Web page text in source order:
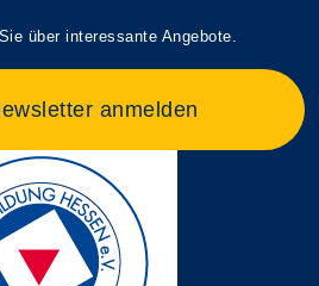
über interessante Angebote.
anmelden